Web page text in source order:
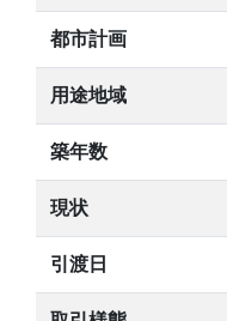
都市計画
用途地域
築年数
現状
引渡日